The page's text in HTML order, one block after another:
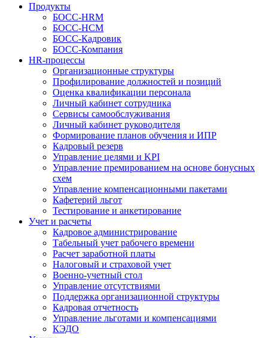
Продукты
БОСС-HRM
БОСС-HCM
БОСС-Кадровик
БОСС-Компания
HR-процессы
Организационные структуры
Профилирование должностей и позиций
Оценка квалификации персонала
Личный кабинет сотрудника
Сервисы самообслуживания
Личный кабинет руководителя
Формирование планов обучения и ИПР
Кадровый резерв
Управление целями и KPI
Управление премированием на основе бонусных
схем
Управление компенсационными пакетами
Кафетерий льгот
Тестирование и анкетирование
Учет и расчеты
Кадровое администрирование
Табельный учет рабочего времени
Расчет заработной платы
Налоговый и страховой учет
Военно-учетный стол
Управление отсутствиями
Поддержка организационной структуры
Кадровая отчетность
Управление льготами и компенсациями
КЭДО